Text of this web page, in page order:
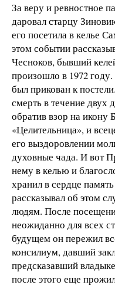
За веру и ревностное
даровал старцу
его посетила в келье
этом событии
Чесноков, бывший
произошло в 1972
был прикован к
смерть в течение двух
обратив взор на
«Целительница», и
его выздоровлении
духовные чада. И вот
нему в келью и
хранил в сердце
рассказывал об этом
людям. После
неожиданно для всех
будущем он пережил
консилиум, давший
предсказавший
после этого еще